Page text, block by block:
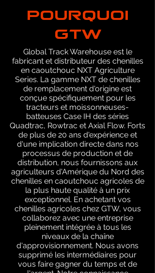
POURQUOI
GTW
Global Track Warehouse est le
fabricant et distributeur des chenilles
en caoutchouc NXT Agriculture
Series. La gamme NXT de chenilles
de remplacement d'origine est
conçue spécifiquement pour les
tracteurs et moissonneuses-
batteuses Case IH des séries
Quadtrac, Rowtrac et Axial Flow. Forts
de plus de 20 ans d'expérience et
d'une implication directe dans nos
processus de production et de
distribution, nous fournissons aux
agriculteurs d'Amérique du Nord des
chenilles en caoutchouc agricoles de
la plus haute qualité à un prix
exceptionnel. En achetant vos
chenilles agricoles chez GTW, vous
collaborez avec une entreprise
pleinement intégrée à tous les
niveaux de la chaîne
d'approvisionnement. Nous avons
supprimé les intermédiaires pour
vous faire gagner du temps et de